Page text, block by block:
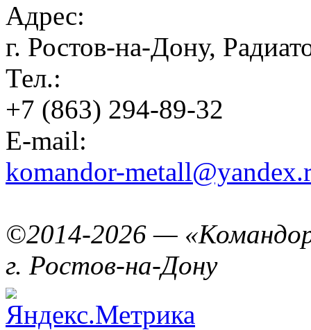
Адрес:
г. Ростов-на-Дону,
Тел.:
+7 (863) 294-89-32
E-mail:
komandor-
©2014-2026 —
г. Ростов-на-Дону